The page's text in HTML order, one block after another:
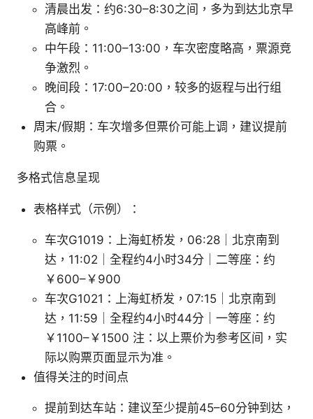
清晨出发：约6:30–8:30之间，多为到达北京早
高峰前。
中午段：11:00–13:00，车次密度略高，票源竞
争激烈。
晚间段：17:00–20:00，较多的返程与出行组
合。
周末/假期：车次增多但票价可能上调，建议提前
购票。
多格式信息呈现
表格样式（示例）：
车次G1019：上海虹桥发，06:28｜北京南到
达，11:02｜全程约4小时34分｜二等座：约
￥600–￥900
车次G1021：上海虹桥发，07:15｜北京南到
达，11:59｜全程约4小时44分｜一等座：约
￥1100–￥1500 注：以上票价为参考区间，实
际以购票页面显示为准。
值得关注的时间点
提前到达车站：建议至少提前45–60分钟到达，